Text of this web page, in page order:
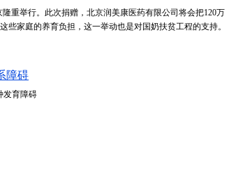
重举行。此次捐赠，北京润美康医药有限公司将会把120万
些家庭的养育负担，这一举动也是对国奶扶贫工程的支持。
障碍
发育障碍